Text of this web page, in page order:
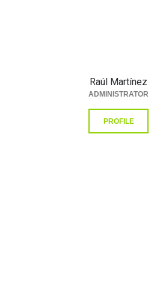
Raúl Martínez
ADMINISTRATOR
PROFILE